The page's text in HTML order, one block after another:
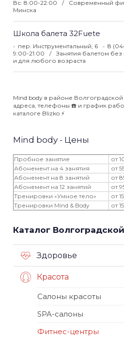
Вс: 8:00-22:00
Современный
Минска
Школа балета 32Fuete
пер. Инструментальный, 6 8
9:00-21:00
Занятия балетом
и для любого возраста
Mind body в районе Волгоградской
адреса, телефоны ☎️ и график
каталоге Blizko ⚡️
Mind body - Цены
Пробное занятие
от
Абонемент на 4 занятия
от
Абонемент на 8 занятий
от
Абонемент на 12 занятий
от
Тренировки «Умное тело»
от
Тренировки Mind & Body
от
Каталог Волгоградской
Здоровье
Красота
Салоны красоты
SPA-салоны
Фитнес-центры